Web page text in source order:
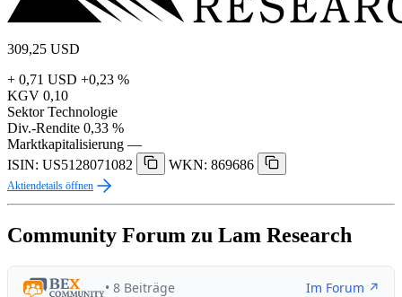
309,25 USD
+ 0,71 USD +0,23 %
KGV 0,10
Sektor Technologie
Div.-Rendite 0,33 %
Marktkapitalisierung —
ISIN: US5128071082
WKN: 869686
Aktiendetails öffnen
Community Forum zu Lam Research